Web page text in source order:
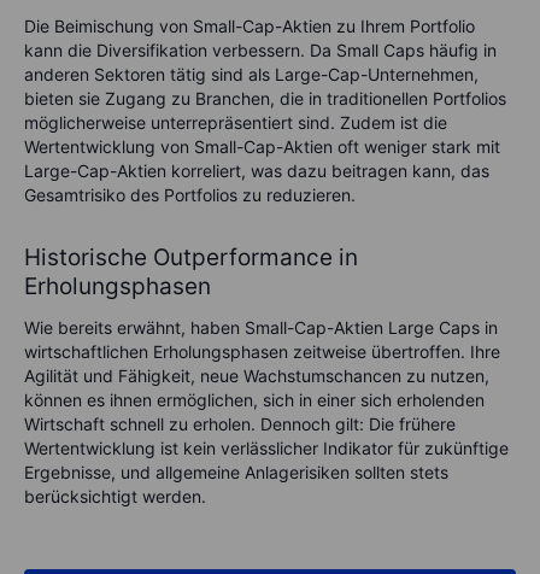
Die Beimischung von Small-Cap-Aktien zu Ihrem Portfolio
kann die Diversifikation verbessern. Da Small Caps häufig in
anderen Sektoren tätig sind als Large-Cap-Unternehmen,
bieten sie Zugang zu Branchen, die in traditionellen Portfolios
möglicherweise unterrepräsentiert sind. Zudem ist die
Wertentwicklung von Small-Cap-Aktien oft weniger stark mit
Large-Cap-Aktien korreliert, was dazu beitragen kann, das
Gesamtrisiko des Portfolios zu reduzieren.
Historische Outperformance in
Erholungsphasen
Wie bereits erwähnt, haben Small-Cap-Aktien Large Caps in
wirtschaftlichen Erholungsphasen zeitweise übertroffen. Ihre
Agilität und Fähigkeit, neue Wachstumschancen zu nutzen,
können es ihnen ermöglichen, sich in einer sich erholenden
Wirtschaft schnell zu erholen. Dennoch gilt: Die frühere
Wertentwicklung ist kein verlässlicher Indikator für zukünftige
Ergebnisse, und allgemeine Anlagerisiken sollten stets
berücksichtigt werden.